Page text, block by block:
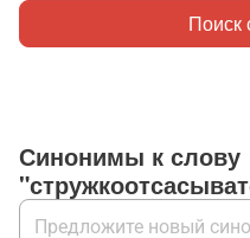
Поиск
Синонимы к слову